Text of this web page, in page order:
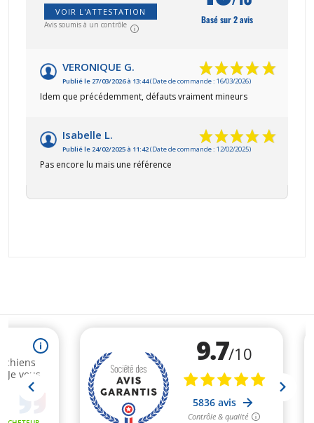
VOIR L'ATTESTATION
Avis soumis à un contrôle Basé sur 2 avis
VERONIQUE G.
Publié le 27/03/2026 à 13:44(Date de commande : 16/03/2026)
Idem que précédemment, défauts vraiment mineurs
Isabelle L.
Publié le 24/02/2025 à 11:42(Date de commande : 12/02/2025)
Pas encore lu mais une référence